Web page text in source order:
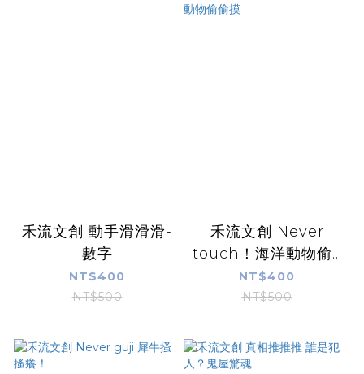
禾流文創 動手滑滑滑-
數字
NT$400
NT$500
禾流文創 Never
touch！海洋動物偷...
NT$400
NT$500